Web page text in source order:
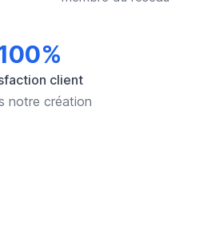
client
notre création